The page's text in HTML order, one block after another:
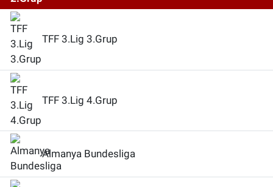
TFF 3.Lig 3.Grup
TFF 3.Lig 4.Grup
Almanya Bundesliga